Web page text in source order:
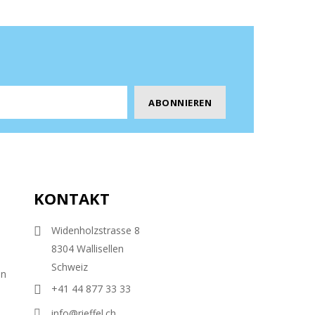
KONTAKT
Widenholzstrasse 8
8304 Wallisellen
Schweiz
+41 44 877 33 33